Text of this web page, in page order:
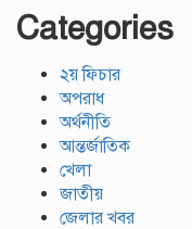
Categories
২য় ফিচার
অপরাধ
অর্থনীতি
আন্তর্জাতিক
খেলা
জাতীয়
জেলার খবর